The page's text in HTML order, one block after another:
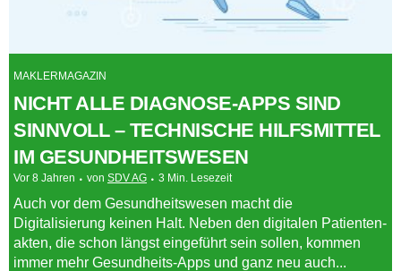
MAKLERMAGAZIN
NICHT ALLE DIAGNOSE-APPS SIND
SINNVOLL – TECHNISCHE HILFSMITTEL
IM GESUNDHEITSWESEN
Vor 8 Jahren von SDV AG 3 Min. Lesezeit
Auch vor dem Gesundheitswesen macht die
Digitalisierung keinen Halt. Neben den digitalen Patienten-
akten, die schon längst eingeführt sein sollen, kommen
immer mehr Gesundheits-Apps und ganz neu auch...